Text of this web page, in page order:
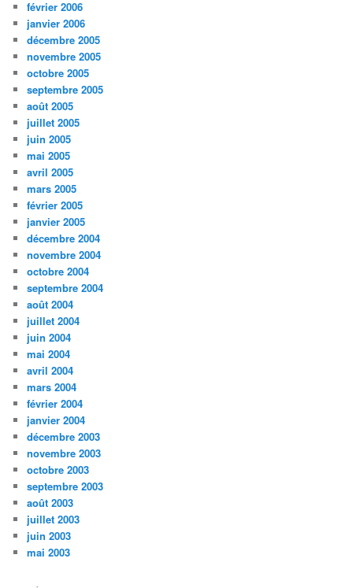
février 2006
janvier 2006
décembre 2005
novembre 2005
octobre 2005
septembre 2005
août 2005
juillet 2005
juin 2005
mai 2005
avril 2005
mars 2005
février 2005
janvier 2005
décembre 2004
novembre 2004
octobre 2004
septembre 2004
août 2004
juillet 2004
juin 2004
mai 2004
avril 2004
mars 2004
février 2004
janvier 2004
décembre 2003
novembre 2003
octobre 2003
septembre 2003
août 2003
juillet 2003
juin 2003
mai 2003